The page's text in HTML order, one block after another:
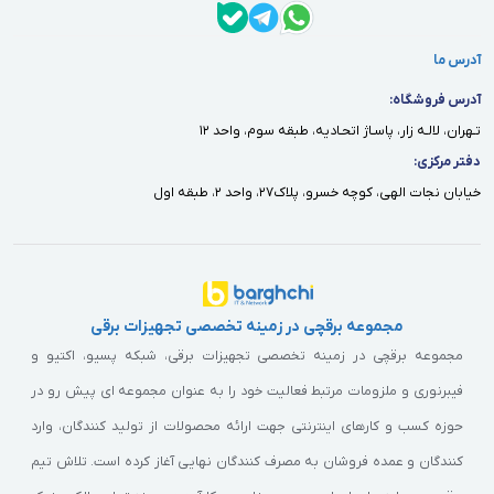
· NVMe یا PCIe SSD با وجود سرعت چشمگیر و عملکرد بالاتر، میزان
مصرفی در حدود 5 تا 7 وات دارند.
اگر تاکید دارید لپ‌تاپ خود را برای مدت طولانی بدون اتصال به برق
استفاده کنید، انتخاب مدل‌های SATA می‌تواند گزینه بهتری باشد.
بسته به سرعت، ظرفیت و برند تفاوت دارد:
· SATA SSD: از حدود 2 تا 3 میلیون تومان برای ظرفیت‌های 500
گیگابایت.
· NVMe SSD: بین 4 تا 7 میلیون تومان برای ظرفیت 1 ترابایت.
· PCIe SSD: از 8 میلیون تومان به بالا، ویژه کاربران حرفه‌ای.
آدرس ما
آدرس فروشگاه:
تـهران، لالـه زار، پاسـاژ اتحـاديه، طبقه سوم، واحد ١٢
دفتر مركزى:
خيابان نجات الهى، كوچه خسرو، پلاك٢٧، واحد ٢، طبقه اول
مجموعه برقچی در زمینه تخصصی تجهیزات برقی
مجموعه برقچی در زمینه تخصصی تجهیزات برقی، شبکه پسیو، اکتیو و
فیبرنوری و ملزومات مرتبط فعالیت خود را به عنوان مجموعه ای پیش رو در
حوزه کسب و کارهای اینترنتی جهت ارائه محصولات از تولید کنندگان، وارد
کنندگان و عمده فروشان به مصرف کنندگان نهایی آغاز کرده است. تلاش تیم